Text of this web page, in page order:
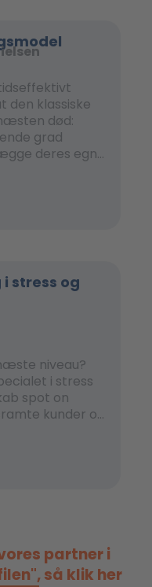
den klassiske
død:
grad
deres egne
en
er ansvarlige
stress og
niveau?
i stress
spot on
kunder og
ønsker at
og ønsker at
at arbejde
partner i
så klik her